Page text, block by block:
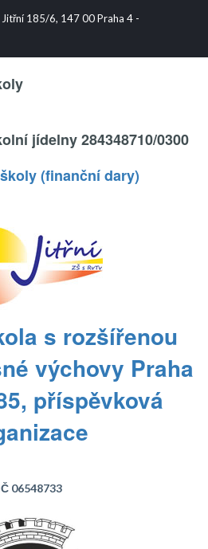
Jitřní 185/6, 147 00 Praha 4 -
jídelny 284348710/0300
(finanční dary)
s rozšířenou
výchovy Praha
příspěvková
06548733